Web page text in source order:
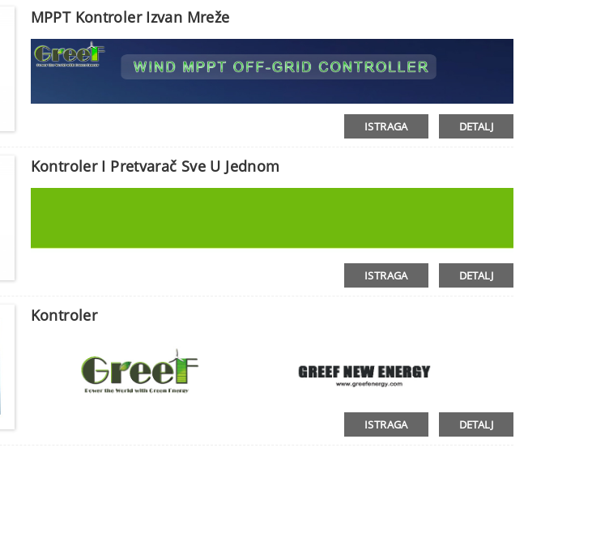
MPPT Kontroler Izvan Mreže
ISTRAGA DETALJ
Kontroler I Pretvarač Sve U Jednom
ISTRAGA DETALJ
Kontroler
ISTRAGA DETALJ
Unesite lozinku
Poslati